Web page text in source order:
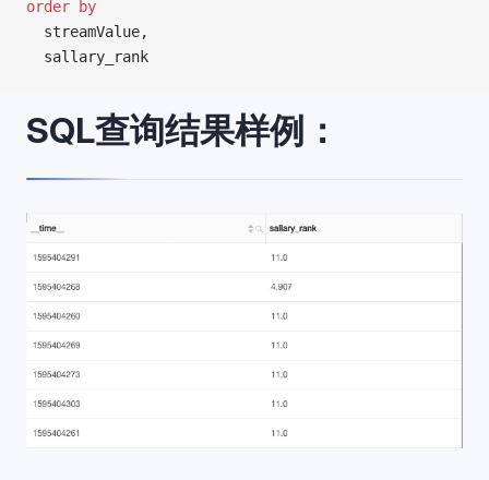
order by
  streamValue,
  sallary_rank
SQL查询结果样例：